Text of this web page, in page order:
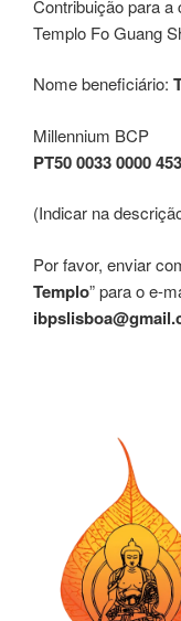
Contribuição para
Templo Fo Guang
Nome beneficiário:
Millennium BCP
PT50 0033 0000
(Indicar na
Por favor, enviar
Templo” para o e-